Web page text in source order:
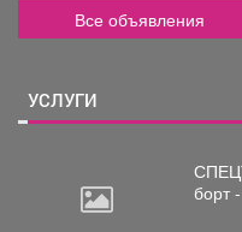
Все объявления
УСЛУГИ
борт